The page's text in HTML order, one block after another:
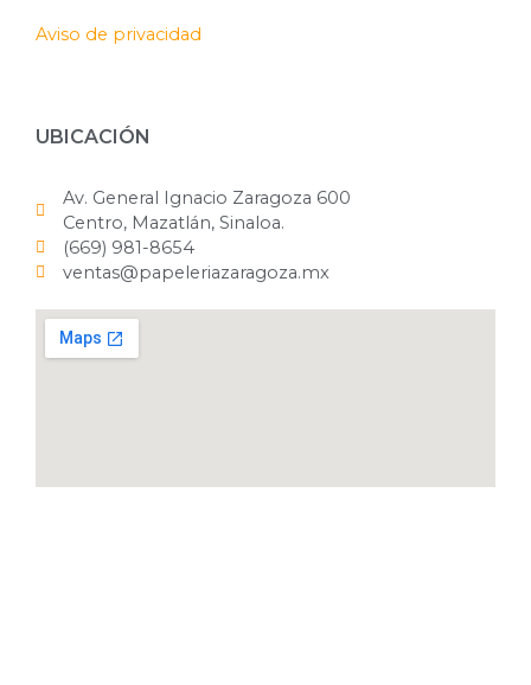
Aviso de privacidad
UBICACIÓN
Av. General Ignacio Zaragoza 600
Centro, Mazatlán, Sinaloa.
(669) 981-8654
ventas@papeleriazaragoza.mx